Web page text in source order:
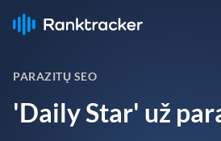
PARAZITŲ SEO
'Daily Star' už